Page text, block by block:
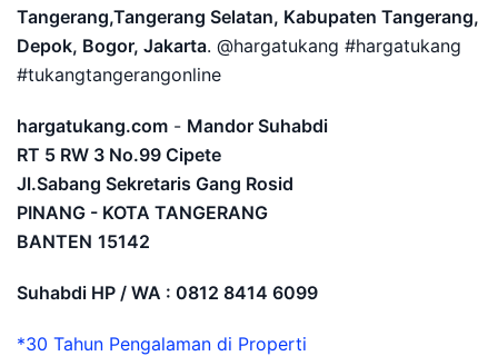
Tangerang,Tangerang Selatan, Kabupaten Tangerang,
Depok, Bogor, Jakarta. @hargatukang #hargatukang
#tukangtangerangonline
hargatukang.com - Mandor Suhabdi
RT 5 RW 3 No.99 Cipete
Jl.Sabang Sekretaris Gang Rosid
PINANG - KOTA TANGERANG
BANTEN 15142
Suhabdi HP / WA : 0812 8414 6099
*30 Tahun Pengalaman di Properti